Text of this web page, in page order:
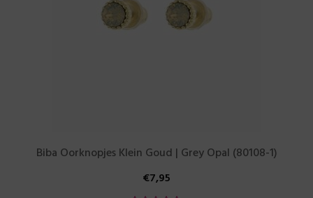
Biba Oorknopjes Klein Goud | Grey Opal (80108-1)
€7,95